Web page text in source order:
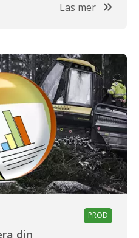
Läs mer
PROD
din